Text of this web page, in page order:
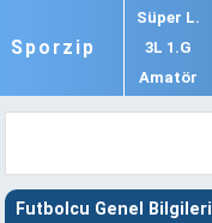
Sporzip
Süper L.
3L 1.G
Amatör
Futbolcu Genel Bilgileri